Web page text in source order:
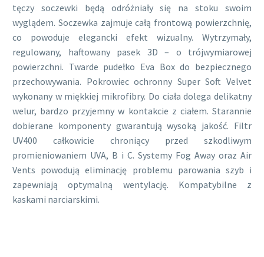
tęczy soczewki będą odróżniały się na stoku swoim
wyglądem. Soczewka zajmuje całą frontową powierzchnię,
co powoduje elegancki efekt wizualny. Wytrzymały,
regulowany, haftowany pasek 3D – o trójwymiarowej
powierzchni. Twarde pudełko Eva Box do bezpiecznego
przechowywania. Pokrowiec ochronny Super Soft Velvet
wykonany w miękkiej mikrofibry. Do ciała dolega delikatny
welur, bardzo przyjemny w kontakcie z ciałem. Starannie
dobierane komponenty gwarantują wysoką jakość. Filtr
UV400 całkowicie chroniący przed szkodliwym
promieniowaniem UVA, B i C. Systemy Fog Away oraz Air
Vents powodują eliminację problemu parowania szyb i
zapewniają optymalną wentylację. Kompatybilne z
kaskami narciarskimi.